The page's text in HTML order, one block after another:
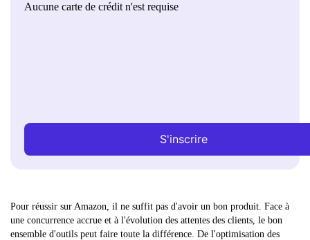
Aucune carte de crédit n'est requise
S'inscrire
Pour réussir sur Amazon, il ne suffit pas d'avoir un bon produit. Face à
une concurrence accrue et à l'évolution des attentes des clients, le bon
ensemble d'outils peut faire toute la différence. De l'optimisation des